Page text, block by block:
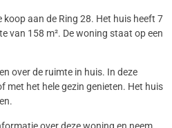
aan de Ring 28. Het huis heeft 7
van 158 m². De woning staat op een
over de ruimte in huis. In deze
met het hele gezin genieten. Het huis
over deze woning en neem